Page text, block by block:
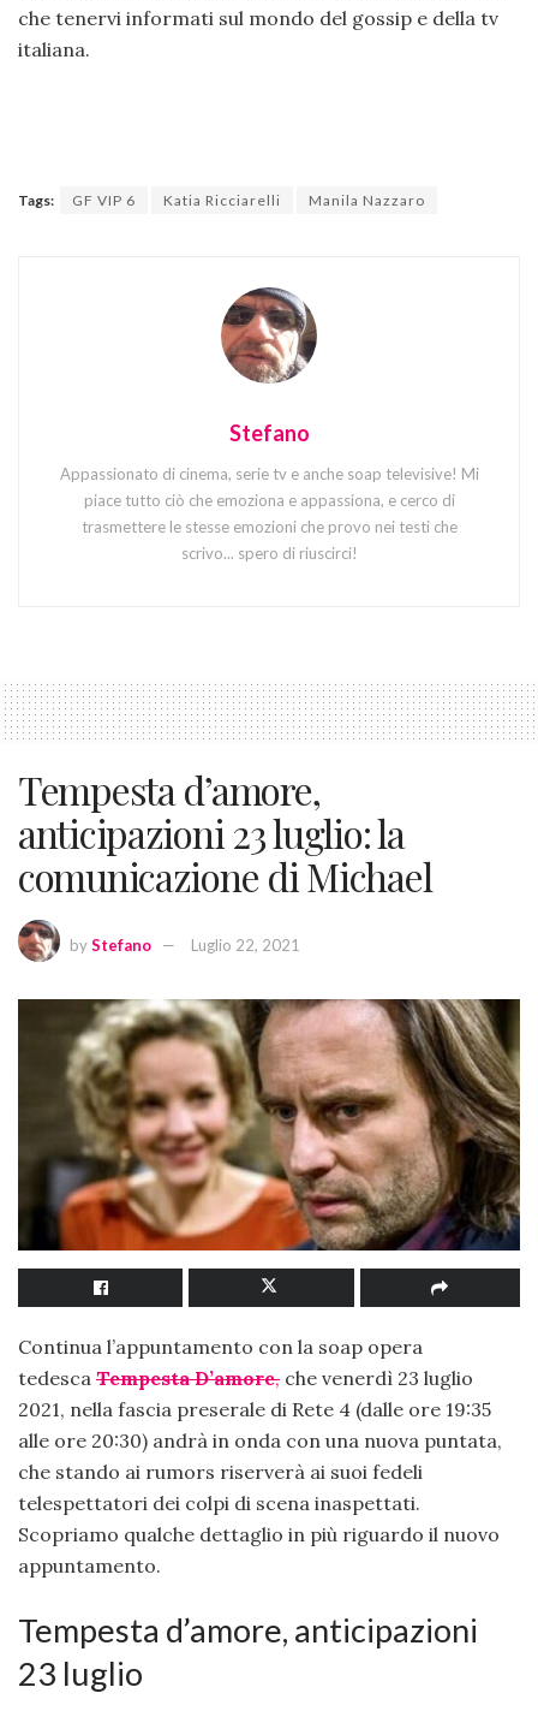
che tenervi informati sul mondo del gossip e della tv
italiana.
Tags: GF VIP 6 Katia Ricciarelli Manila Nazzaro
Stefano
Appassionato di cinema, serie tv e anche soap televisive! Mi
piace tutto ciò che emoziona e appassiona, e cerco di
trasmettere le stesse emozioni che provo nei testi che
scrivo... spero di riuscirci!
Tempesta d’amore,
anticipazioni 23 luglio: la
comunicazione di Michael
byStefano Luglio 22, 2021
Continua l’appuntamento con la soap opera
tedesca Tempesta D’amore, che venerdì 23 luglio
2021, nella fascia preserale di Rete 4 (dalle ore 19:35
alle ore 20:30) andrà in onda con una nuova puntata,
che stando ai rumors riserverà ai suoi fedeli
telespettatori dei colpi di scena inaspettati.
Scopriamo qualche dettaglio in più riguardo il nuovo
appuntamento.
Tempesta d’amore, anticipazioni
23 luglio